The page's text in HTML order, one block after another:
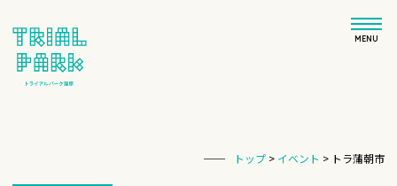
MENU
トップ > イベント > トラ蒲朝市